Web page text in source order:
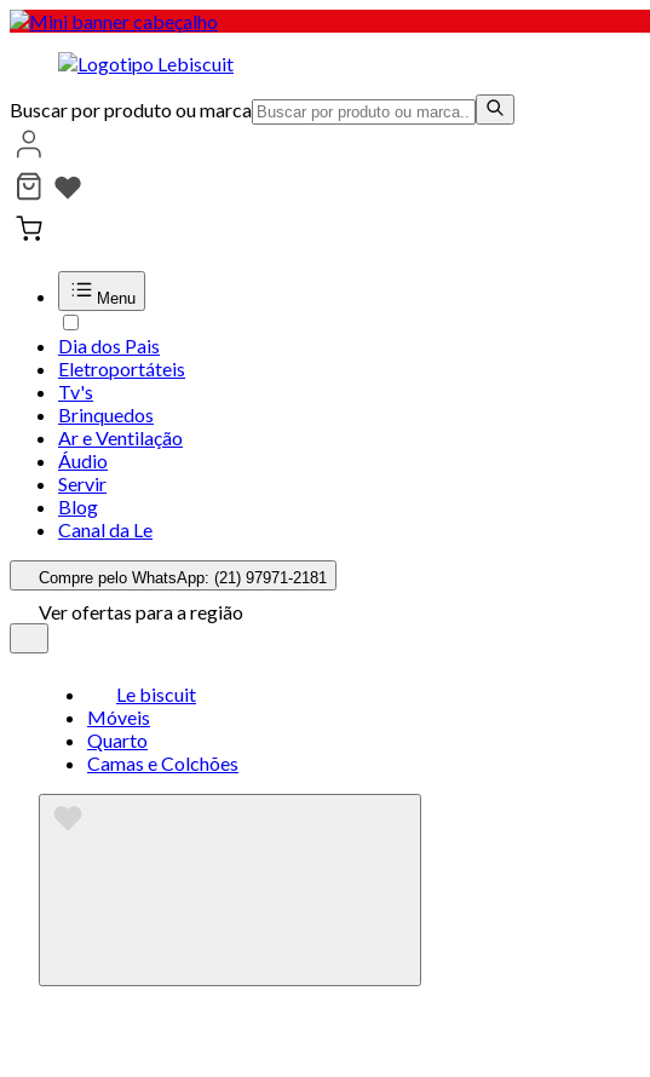
Buscar por produto ou marca
Menu
Dia dos Pais
Eletroportáteis
Tv's
Brinquedos
Ar e Ventilação
Áudio
Servir
Blog
Canal da Le
Compre pelo WhatsApp: (21) 97971-2181
Ver ofertas para a região
Le biscuit
Móveis
Quarto
Camas e Colchões